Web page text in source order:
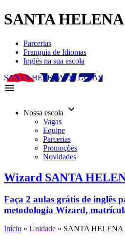
SANTA
Parcerias
Franquia de Idiomas
Inglês na sua escola
SANTA HELENA DE GOIÁS
menu
Nossa escola keyboard_arrow_down
Vagas
Equipe
Parcerias
Promoções
Novidades
Wizard SANTA
Faça 2 aulas grátis de inglês
metodologia Wizard,
Início » Unidade » SANTA HELENA